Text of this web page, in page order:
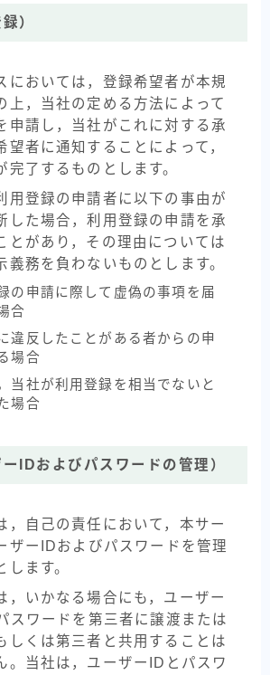
）
においては，登録希望者が本規
上，当社の定める方法によって
申請し，当社がこれに対する承
望者に通知することによって，
完了するものとします。
用登録の申請者に以下の事由が
した場合，利用登録の申請を承
とがあり，その理由については
義務を負わないものとします。
の申請に際して虚偽の事項を届
合
違反したことがある者からの申
場合
当社が利用登録を相当でないと
場合
IDおよびパスワードの管理）
，自己の責任において，本サー
ザーIDおよびパスワードを管理
します。
，いかなる場合にも，ユーザー
スワードを第三者に譲渡または
しくは第三者と共用することは
。当社は，ユーザーIDとパスワ